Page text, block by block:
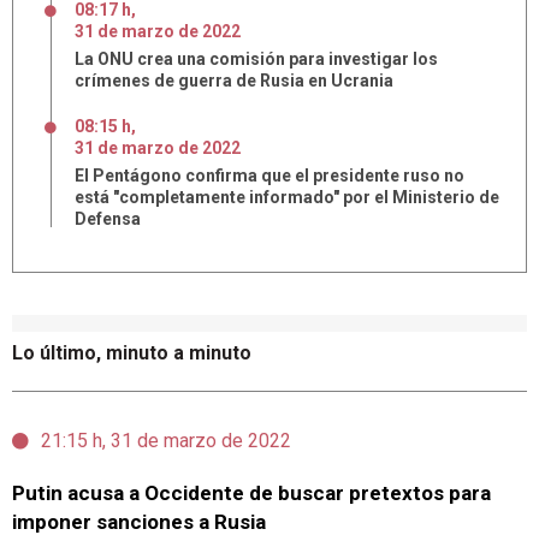
Lo último, minuto a minuto
21:15 h, 31 de marzo de 2022
Putin acusa a Occidente de buscar pretextos para
imponer sanciones a Rusia
08:17 h,
31 de marzo de 2022
La ONU crea una comisión para investigar los
crímenes de guerra de Rusia en Ucrania
08:15 h,
31 de marzo de 2022
El Pentágono confirma que el presidente ruso no
está "completamente informado" por el Ministerio de
Defensa